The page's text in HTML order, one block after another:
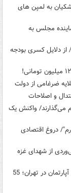
به لمپن های
نماینده مجلس به
از دلایل کسری بودجه
ضرغامی از دولت
و اصلاحات
می‌گذارند/ واکنش یک
دروغ اقتصادی
از شهدای غزه
درسی که حناچی از "مجازات اسحاق" نگرفت!/ معامله آپارتمان در تهران؛ 55